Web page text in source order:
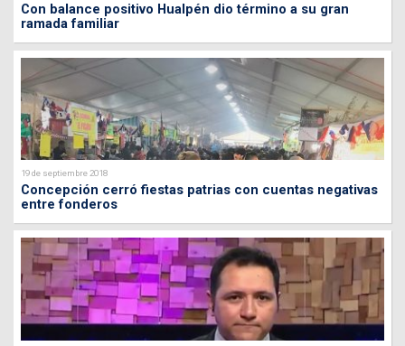
Con balance positivo Hualpén dio término a su gran
ramada familiar
19 de septiembre 2018
Concepción cerró fiestas patrias con cuentas negativas
entre fonderos